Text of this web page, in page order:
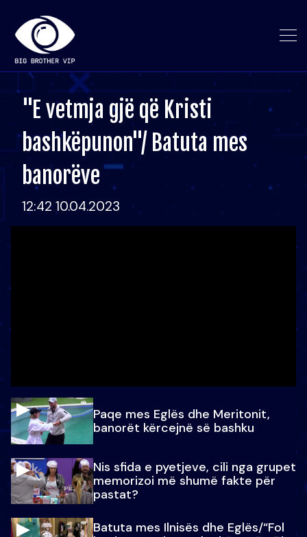
"E vetmja gjë që Kristi
bashkëpunon"/ Batuta mes
banorëve
12:42 10.04.2023
Paqe mes Eglës dhe Meritonit,
banorët kërcejnë së bashku
Nis sfida e pyetjeve, cili nga grupet
memorizoi më shumë fakte për
pastat?
Batuta mes Ilnisës dhe Eglës/“Fol